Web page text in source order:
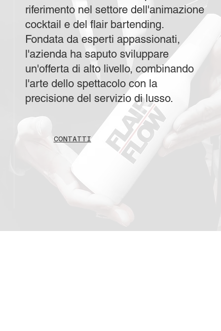
CONTATTI
riferimento nel settore dell'animazione
cocktail e del flair bartending.
Fondata da esperti appassionati,
l'azienda ha saputo sviluppare
un'offerta di alto livello, combinando
l'arte dello spettacolo con la
precisione del servizio di lusso.